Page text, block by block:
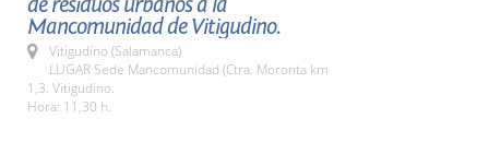
Mancomunidad de Vitigudino.
Vitigudino (Salamanca)
LUGAR Sede Mancomunidad (Ctra. Moronta km
1,3. Vitigudino.
Hora: 11,30 h.